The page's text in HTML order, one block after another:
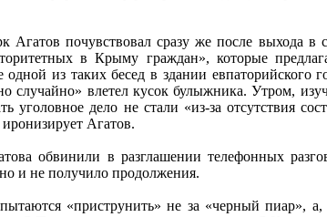
Агатов почувствовал сразу же после
в Крыму граждан», которые
из таких бесед в здании евпаторийского
случайно» влетел кусок булыжника. Утром,
уголовное дело не стали «из-за отсутствия
Агатов.
обвинили в разглашении телефонных
и не получило продолжения.
«приструнить» не за «черный пиар»,